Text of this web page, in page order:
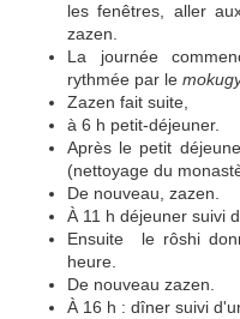
les fenêtres, aller
zazen.
La journée
rythmée par le
Zazen fait suite,
à 6 h petit-déjeuner.
Après le petit
(nettoyage du
De nouveau, zazen.
À 11 h déjeuner suivi
Ensuite le rôshi
heure.
De nouveau zazen.
À 16 h : dîner suivi